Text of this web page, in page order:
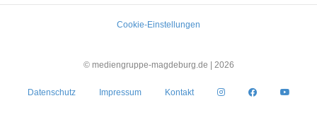
Cookie-Einstellungen
© mediengruppe-magdeburg.de | 2026
Datenschutz Impressum Kontakt